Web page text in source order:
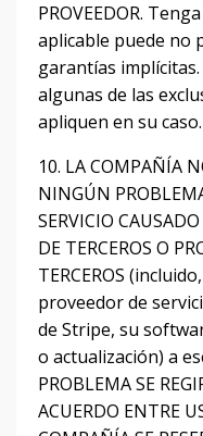
PROVEEDOR.
aplicable puede no
garantías implícitas.
algunas de las
apliquen en su caso.
10. LA COMPAÑÍA
NINGÚN
SERVICIO
DE TERCEROS O
TERCEROS
proveedor de
de Stripe, su
o actualización) a
PROBLEMA SE
ACUERDO ENTRE